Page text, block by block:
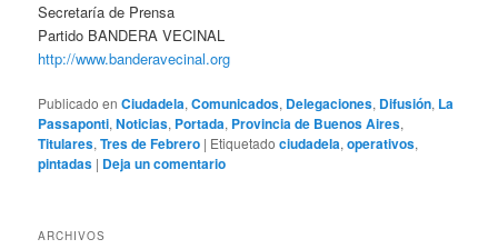
Secretaría de Prensa
Partido BANDERA VECINAL
http://www.banderavecinal.org
Publicado en Ciudadela,Comunicados, Delegaciones, Difusión, La
Passaponti,Noticias, Portada, Provincia de Buenos Aires,
Titulares,Tres de Febrero | Etiquetado ciudadela,operativos,
pintadas | Deja un comentario
ARCHIVOS